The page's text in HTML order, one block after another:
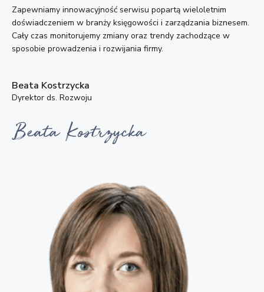
Zapewniamy innowacyjność serwisu popartą wieloletnim
doświadczeniem w branży księgowości i zarządzania biznesem.
Cały czas monitorujemy zmiany oraz trendy zachodzące w
sposobie prowadzenia i rozwijania firmy.
Beata Kostrzycka
Dyrektor ds. Rozwoju